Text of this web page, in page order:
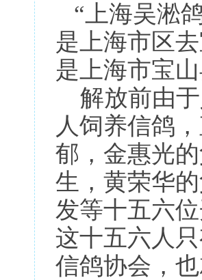
“上海吴淞
是上海市区
是上海市宝
解放前由于
人饲养信鸽
郁，金惠光
生，黄荣华
发等十五六
这十五六人
信鸽协会，